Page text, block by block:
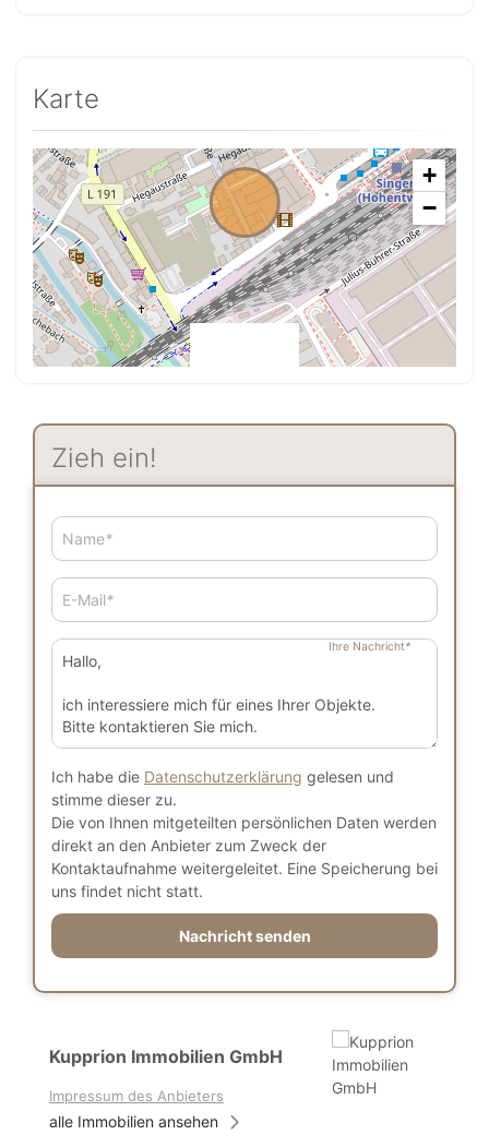
Karte
+
−
Zieh ein!
Name*
E-Mail*
Ihre Nachricht*
Ich habe die Datenschutzerklärung gelesen und
stimme dieser zu.
Die von Ihnen mitgeteilten persönlichen Daten werden
direkt an den Anbieter zum Zweck der
Kontaktaufnahme weitergeleitet. Eine Speicherung bei
uns findet nicht statt.
Nachricht senden
Kupprion Immobilien GmbH
Impressum des Anbieters
alle Immobilien ansehen